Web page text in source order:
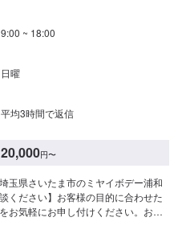
9:00 ~ 18:00
日曜
平均3時間で返信
20,000円〜
玉県さいたま市のミヤイボデー浦和
ください】お客様の目的に合わせた
お気軽にお申し付けください。お車